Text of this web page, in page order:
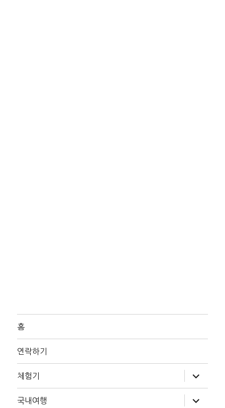
홈
연락하기
체험기
위
메
확
국내여행
위